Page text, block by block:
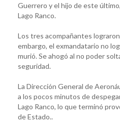
Guerrero y el hijo de este
Lago Ranco.
Los tres acompañantes
embargo, el exmandatario no
murió. Se ahogó al no poder
seguridad.
La Dirección General de
a los pocos minutos de
Lago Ranco, lo que terminó
de Estado..